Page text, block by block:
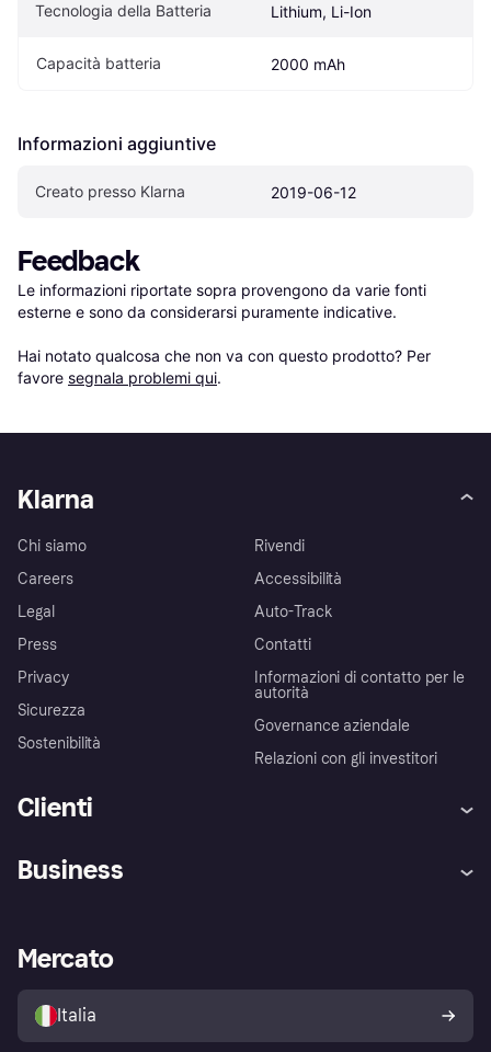
Tecnologia della Batteria Lithium, Li-Ion
Capacità batteria 2000 mAh
Informazioni aggiuntive
Creato presso Klarna 2019-06-12
Feedback
Le informazioni riportate sopra provengono da varie fonti
esterne e sono da considerarsi puramente indicative.
Hai notato qualcosa che non va con questo prodotto? Per
favore segnala problemi qui.
Klarna
Chi siamo
Careers
Legal
Press
Privacy
Sicurezza
Sostenibilità
Rivendi
Accessibilità
Auto-Track
Contatti
Informazioni di contatto per le
autorità
Governance aziendale
Relazioni con gli investitori
Clienti
Assistenza
Esplora i negozi
Politica di protezione
dell'acquirente Klarna
Business
Accesso aziende
Mercato
Italia